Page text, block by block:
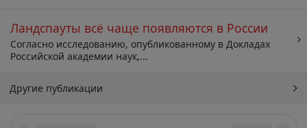
Ландспауты всё чаще появляются в России
Согласно исследованию, опубликованному в Докладах
Российской академии наук,...
Другие публикации